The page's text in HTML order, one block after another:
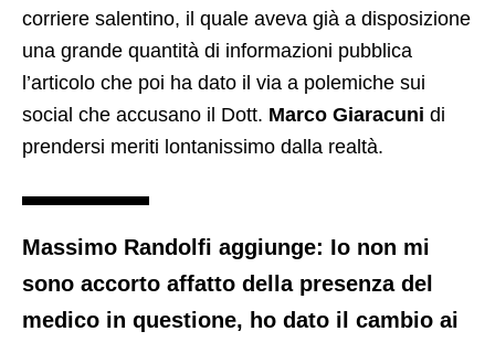
corriere salentino, il quale aveva già a disposizione
una grande quantità di informazioni pubblica
l’articolo che poi ha dato il via a polemiche sui
social che accusano il Dott. Marco Giaracuni di
prendersi meriti lontanissimo dalla realtà.
Massimo Randolfi aggiunge: Io non mi
sono accorto affatto della presenza del
medico in questione, ho dato il cambio ai